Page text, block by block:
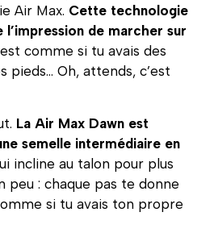
Air Max. Cette technologie
l’impression de marcher sur
comme si tu avais des
pieds… Oh, attends, c’est
La Air Max Dawn est
semelle intermédiaire en
incline au talon pour plus
peu : chaque pas te donne
si tu avais ton propre